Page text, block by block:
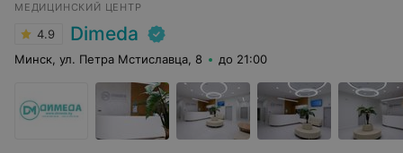
МЕДИЦИНСКИЙ ЦЕНТР
4.9 Dimeda
Минск, ул. Петра Мстиславца, 8 до 21:00